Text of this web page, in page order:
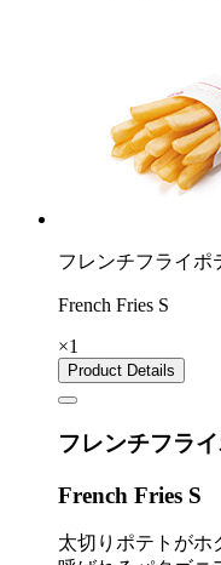
フレンチフライポ
French Fries S
×1
Product Details
フレンチフラ
French Fries S
太切りポテトがホ